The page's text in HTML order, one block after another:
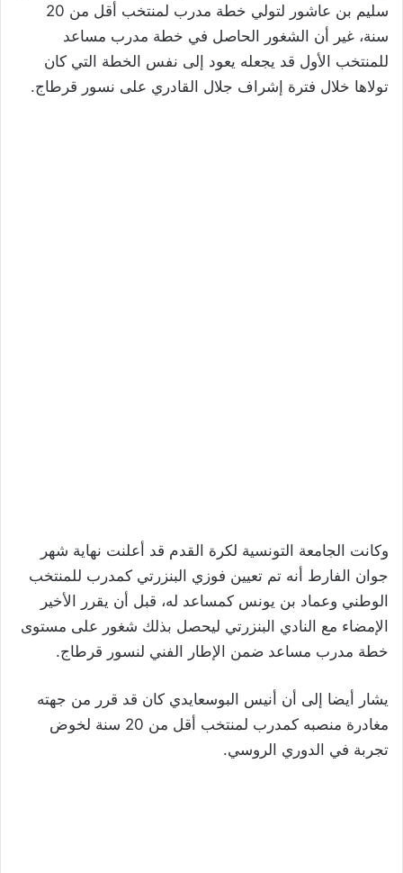
سليم بن عاشور لتولي خطة مدرب لمنتخب أقل من 20
سنة، غير أن الشغور الحاصل في خطة مدرب مساعد
للمنتخب الأول قد يجعله يعود إلى نفس الخطة التي كان
تولاها خلال فترة إشراف جلال القادري على نسور قرطاج.
وكانت الجامعة التونسية لكرة القدم قد أعلنت نهاية شهر
جوان الفارط أنه تم تعيين فوزي البنزرتي كمدرب للمنتخب
الوطني وعماد بن يونس كمساعد له، قبل أن يقرر الأخير
الإمضاء مع النادي البنزرتي ليحصل بذلك شغور على مستوى
خطة مدرب مساعد ضمن الإطار الفني لنسور قرطاج.
يشار أيضا إلى أن أنيس البوسعايدي كان قد قرر من جهته
مغادرة منصبه كمدرب لمنتخب أقل من 20 سنة لخوض
تجربة في الدوري الروسي.